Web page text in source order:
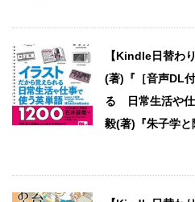
【Kindle日替わ
(著)『［音声DL
る 日常生活や仕
毅(著)『朱子学